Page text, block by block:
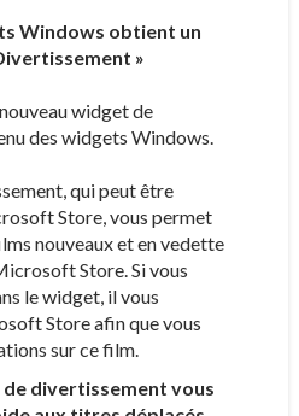
Windows obtient un
»
widget de
des widgets Windows.
qui peut être
Store, vous permet
nouveaux et en vedette
Store. Si vous
le widget, il vous
Store afin que vous
sur ce film.
divertissement vous